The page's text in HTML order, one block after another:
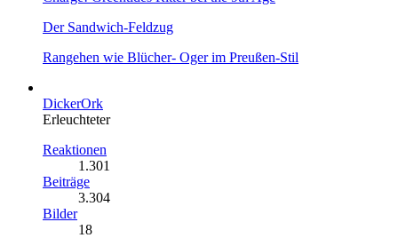
Der Sandwich-Feldzug
Rangehen wie Blücher- Oger im Preußen-Stil
DickerOrk
Erleuchteter
Reaktionen
1.301
Beiträge
3.304
Bilder
18